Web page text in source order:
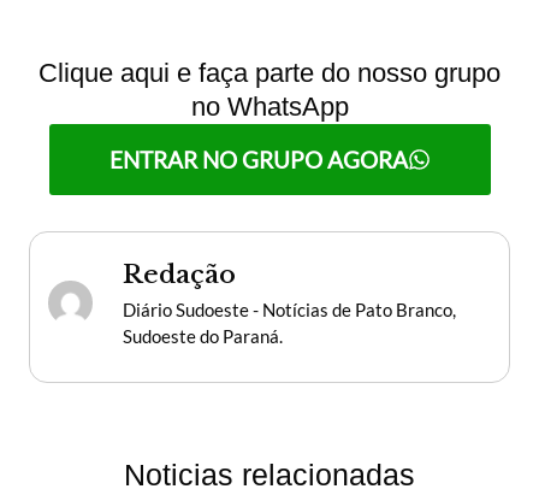
Clique aqui e faça parte do nosso grupo
no WhatsApp
ENTRAR NO GRUPO AGORA
Redação
Diário Sudoeste - Notícias de Pato Branco,
Sudoeste do Paraná.
Noticias relacionadas